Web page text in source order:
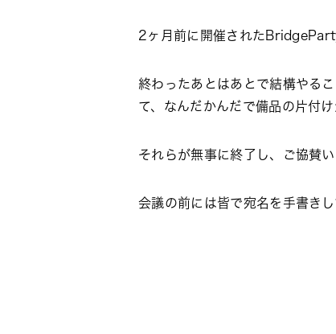
2ヶ月前に開催された
終わったあとはあとで結構やる
て、なんだかんだで備品の片付
それらが無事に終了し、ご協賛
会議の前には皆で宛名を手書き